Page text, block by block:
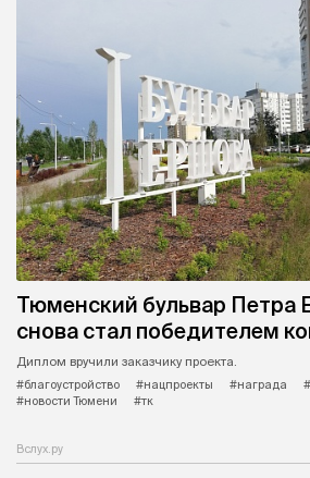
Тюменский бульвар Петра
снова стал победителем
Диплом вручили заказчику проекта.
#благоустройство
#нацпроекты #награда
#новости Тюмени
#тк
Вслух.ру